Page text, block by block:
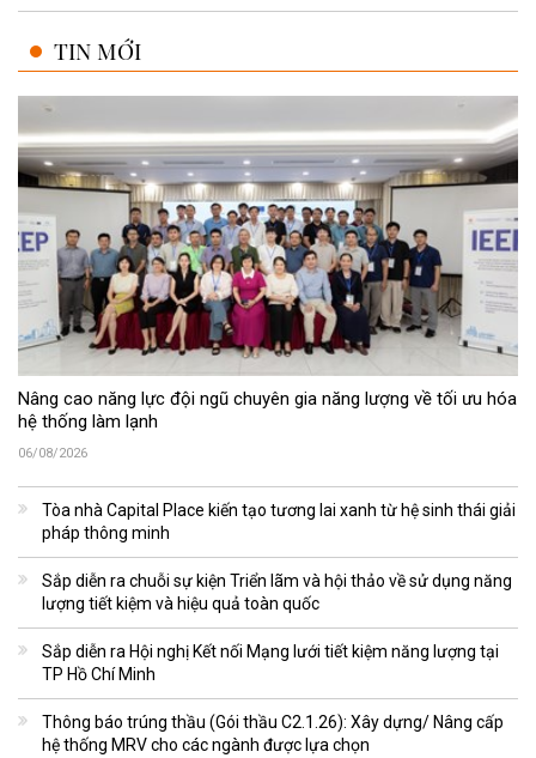
TIN MỚI
Nâng cao năng lực đội ngũ chuyên gia năng lượng về tối ưu hóa
hệ thống làm lạnh
06/08/2026
Tòa nhà Capital Place kiến tạo tương lai xanh từ hệ sinh thái giải
pháp thông minh
Sắp diễn ra chuỗi sự kiện Triển lãm và hội thảo về sử dụng năng
lượng tiết kiệm và hiệu quả toàn quốc
Sắp diễn ra Hội nghị Kết nối Mạng lưới tiết kiệm năng lượng tại
TP Hồ Chí Minh
Thông báo trúng thầu (Gói thầu C2.1.26): Xây dựng/ Nâng cấp
hệ thống MRV cho các ngành được lựa chọn